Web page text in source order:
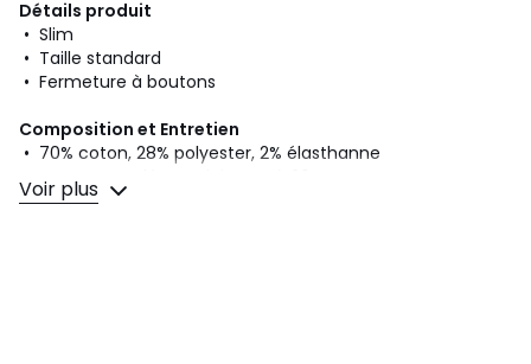
Détails produit
• Slim
• Taille standard
• Fermeture à boutons
Composition et Entretien
• 70% coton, 28% polyester, 2% élasthanne
• Coton recyclé au minimum à 20%
• Pour l'entretien, merci de vous référer aux indications
Voir plus